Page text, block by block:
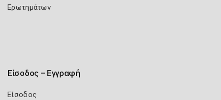
Ερωτημάτων
Είσοδος – Εγγραφή
Είσοδος